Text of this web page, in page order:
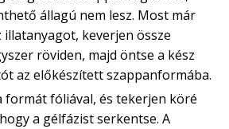
állagú nem lesz. Most már
illatanyagot, keverjen össze
röviden, majd öntse a kész
az előkészített szappanformába.
formát fóliával, és tekerjen köré
a gélfázist serkentse. A